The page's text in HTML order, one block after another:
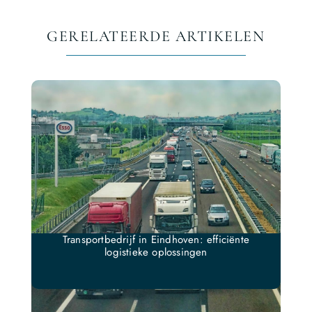
GERELATEERDE ARTIKELEN
Transportbedrijf in Eindhoven: efficiënte
logistieke oplossingen